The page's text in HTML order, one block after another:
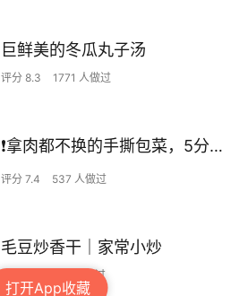
打开App收藏
巨鲜美的冬瓜丸子汤
评分 8.3 1771 人做过
❗拿肉都不换的手撕包菜，5分钟快手家常菜🔥
评分 7.4 537 人做过
毛豆炒香干｜家常小炒
274 人做过